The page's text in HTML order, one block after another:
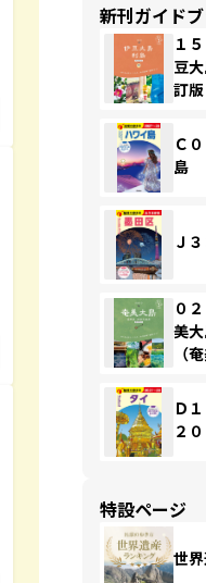
新刊ガイド
１
豆
訂版
Ｃ
島
Ｊ
０
美
（
Ｄ
２
特設ページ
世